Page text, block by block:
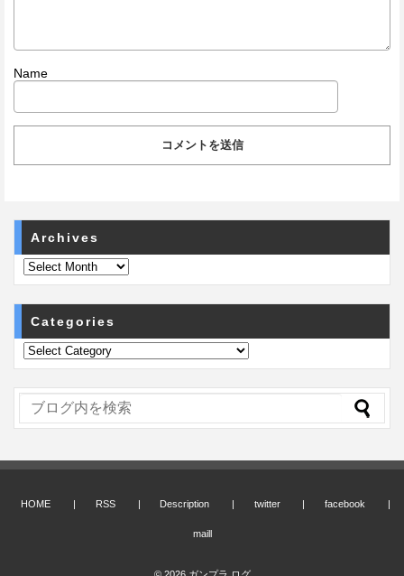
Name
Archives
Categories
HOME RSS Description twitter facebook
maill